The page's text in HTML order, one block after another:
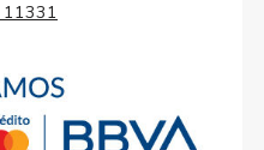
11331